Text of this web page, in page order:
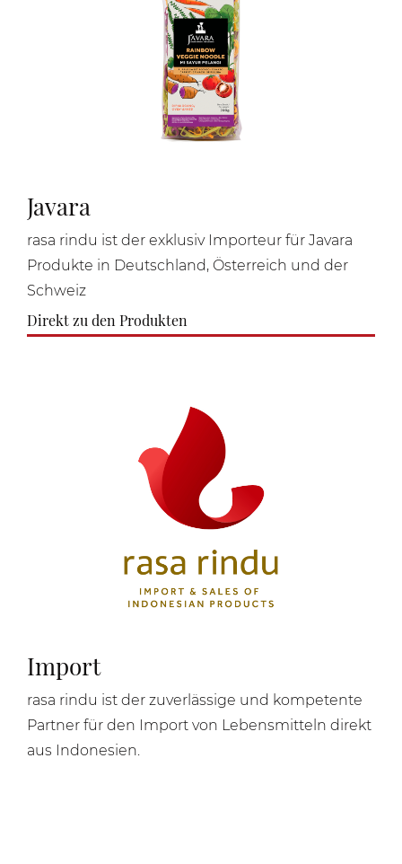
Javara
rasa rindu ist der exklusiv Importeur für Javara
Produkte in Deutschland, Österreich und der
Schweiz
Direkt zu den Produkten
Import
rasa rindu ist der zuverlässige und kompetente
Partner für den Import von Lebensmitteln direkt
aus Indonesien.